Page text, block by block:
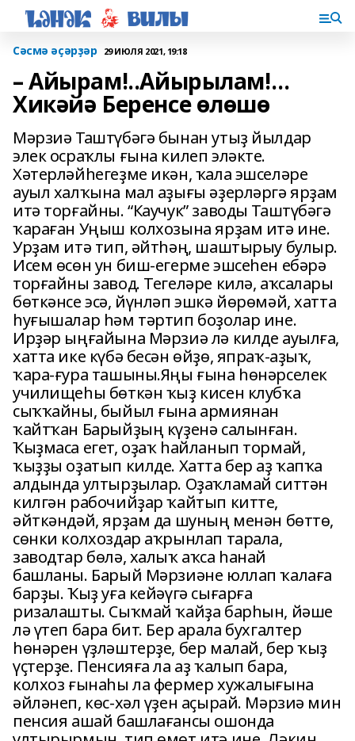
Сәсмә әҫәрҙәр 29 ИЮЛЯ 2021, 19:18
– Айырам!..Айырылам!…
Хикәйә Беренсе өлөшө
Мәрзиә Таштүбәгә бынан утыҙ йылдар
элек осраҡлы ғына килеп эләкте.
Хәтерләйһегеҙме икән, ҡала эшселәре
ауыл халҡына мал аҙығы әҙерләргә ярҙам
итә торғайны. “Каучук” заводы Таштүбәгә
ҡараған Уңыш колхозына ярҙам итә ине.
Урҙам итә тип, әйтһәң, шаштырыу булыр.
Исем өсөн ун биш-егерме эшсеһен ебәрә
торғайны завод. Тегеләре килә, аҡсалары
бөткәнсе эсә, йүнләп эшкә йөрөмәй, хатта
һуғышалар һәм тәртип боҙолар ине.
Ирҙәр ыңғайына Мәрзиә лә килде ауылға,
хатта ике күбә бесән өйҙө, япраҡ-аҙыҡ,
ҡара-ғура ташыны.Яңы ғына һөнәрселек
училищеһы бөткән ҡыҙ кисен клубҡа
сыҡҡайны, быйыл ғына армиянан
ҡайтҡан Барыйҙың күҙенә салынған.
Ҡыҙмаса егет, оҙаҡ һайланып тормай,
ҡыҙҙы оҙатып килде. Хатта бер аҙ ҡапҡа
алдында ултырҙылар. Оҙаҡламай ситтән
килгән рабочийҙар ҡайтып китте,
әйткәндәй, ярҙам да шуның менән бөттө,
сөнки колхоздар аҡрынлап тарала,
заводтар бөлә, халыҡ аҡса һанай
башланы. Барый Мәрзиәне юллап ҡалаға
барҙы. Ҡыҙ уға кейәүгә сығарға
ризалашты. Сыҡмай ҡайҙа барһын, йәше
лә үтеп бара бит. Бер арала бухгалтер
һөнәрен үҙләштерҙе, бер малай, бер ҡыҙ
үҫтерҙе. Пенсияға ла аҙ ҡалып бара,
колхоз ғынаһы ла фермер хужалығына
әйләнеп, көс-хәл үҙен аҫырай. Мәрзиә мин
пенсия ашай башлағансы ошонда